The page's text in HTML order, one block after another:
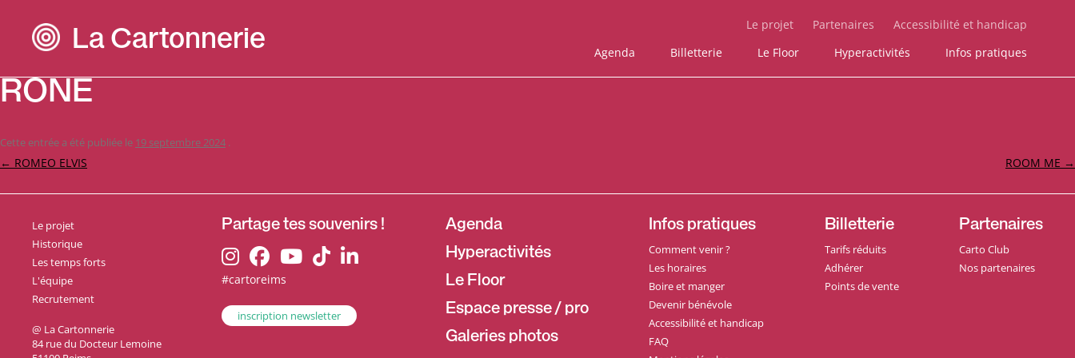
La Cartonnerie
Le projet Partenaires
Accessibilité et handicap
Agenda
Billetterie Le Floor Hyperactivités Infos pratiques
RONE
Cette entrée a été publiée le 19 septembre 2024 .
Navigation
← ROMEO ELVIS ROOM ME →
Le projet
Historique
Les temps forts
L'équipe
Recrutement
@ La Cartonnerie
84 rue du Docteur Lemoine
Partage tes souvenirs !
#cartoreims
inscription newsletter
Agenda
Hyperactivités
Le Floor
Espace presse / pro
Galeries photos
Infos pratiques
Comment venir ?
Les horaires
Boire et manger
Devenir bénévole
Accessibilité et handicap
FAQ
Billetterie
Tarifs réduits
Adhérer
Points de vente
Partenaires
Carto Club
Nos partenaires